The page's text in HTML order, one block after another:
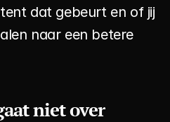
dat gebeurt en of jij
naar een betere
niet over